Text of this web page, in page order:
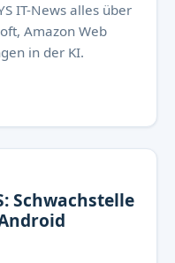
IT-News alles über
Amazon Web
in der KI.
Schwachstelle